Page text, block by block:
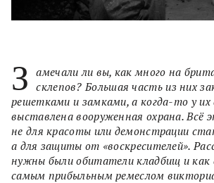
З
амечали ли вы, как много на
склепов? Большая часть из них
решетками и замками, а когда-то у их
выставлена вооруженная охрана. Всё
не для красоты или демонстрации
а для защиты от «воскресителей».
нужны были обитатели кладбищ и как
самым прибыльным ремеслом